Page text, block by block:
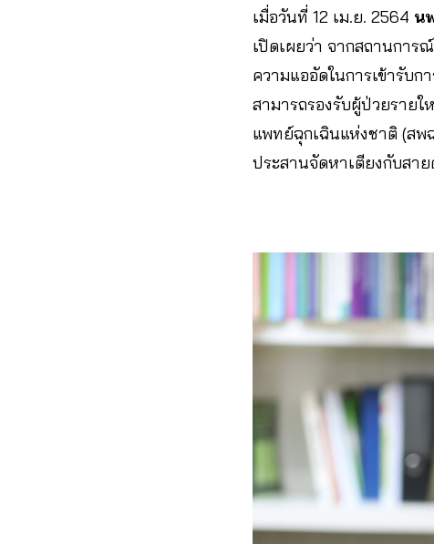
เมื่อวันที่​ 12​ เม.ย.​ 2564​ น
เปิดเผยว่า จากสถานการ
ความแออัดในการเข้ารับ
สามารถรองรับผู้ป่วยราย
แพทย์ฉุกเฉินแห่งชาติ (สพ
ประสานจัดหาเตียงกับสา